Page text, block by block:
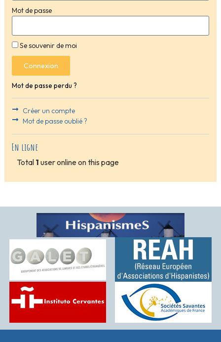
Mot de passe
Se souvenir de moi
Connexion
Mot de passe perdu ?
Créer un compte
Mot de passe oublié ?
En ligne
Total 1 user online on this page